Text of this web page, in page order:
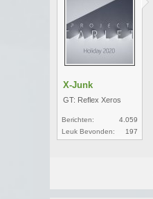
X-Junk
GT: Reflex Xeros
Berichten:
4.059
Leuk Bevonden:
197